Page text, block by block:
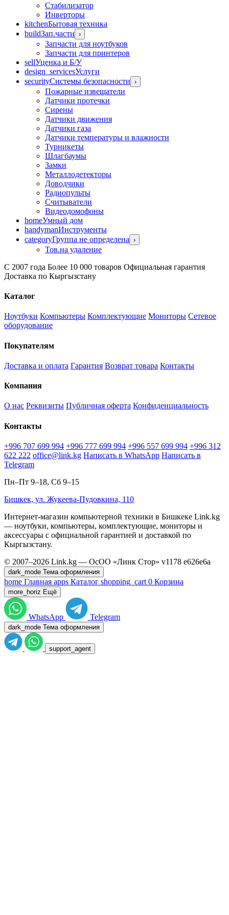
Стабилизатор
Инверторы
kitchenБытовая техника
buildЗап.части ›
Запчасти для ноутбуков
Запчасти для принтеров
sellУценка и Б/У
design_servicesУслуги
securityСистемы безопасности ›
Пожарные извещатели
Датчики протечки
Сирены
Датчики движения
Датчики газа
Датчики температуры и влажности
Турникеты
Шлагбаумы
Замки
Металлодетекторы
Доводчики
Радиопульты
Считыватели
Видеодомофоны
homeУмный дом
handymanИнструменты
categoryГруппа не определена ›
Тов.на удаление
С 2007 года Более 10 000 товаров Официальная гарантия
Доставка по Кыргызстану
Каталог
Ноутбуки Компьютеры Комплектующие Мониторы Сетевое
оборудование
Покупателям
Доставка и оплата Гарантия Возврат товара Контакты
Компания
О нас Реквизиты Публичная оферта Конфиденциальность
Контакты
+996 707 699 994 +996 777 699 994 +996 557 699 994 +996 312
622 222 office@link.kg Написать в WhatsApp Написать в
Telegram
Пн–Пт 9–18, Сб 9–15
Бишкек, ул. Жукеева-Пудовкина, 110
Интернет-магазин компьютерной техники в Бишкеке Link.kg
— ноутбуки, компьютеры, комплектующие, мониторы и
аксессуары с официальной гарантией и доставкой по
Кыргызстану.
© 2007–2026 Link.kg — ОсОО «Линк Стор» v1178 e626e6a
dark_mode Тема оформления
home Главная apps Каталог shopping_cart 0 Корзина
more_horiz Ещё
WhatsApp Telegram
dark_mode Тема оформления
support_agent